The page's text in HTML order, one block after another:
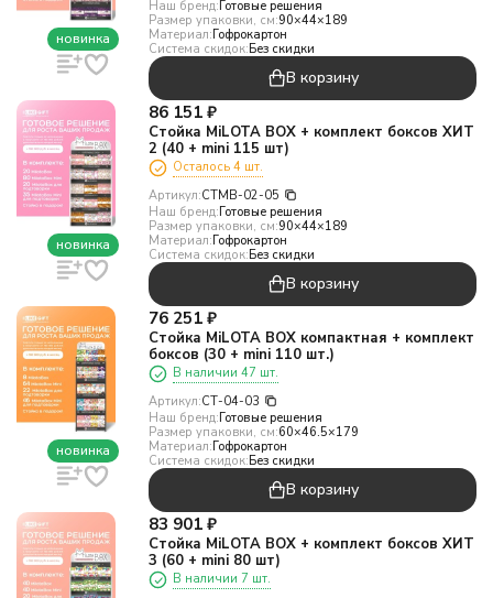
новинка
Наш бренд:Готовые решения
Размер упаковки, см:90×44×189
Материал:Гофрокартон
Система скидок:Без скидки
В корзину
новинка
86 151 ₽
Стойка MiLOTA BOX + комплект боксов ХИТ
2 (40 + mini 115 шт)
Осталось 4 шт.
Артикул:СТMB-02-05
Наш бренд:Готовые решения
Размер упаковки, см:90×44×189
Материал:Гофрокартон
Система скидок:Без скидки
В корзину
новинка
76 251 ₽
Стойка MiLOTA BOX компактная + комплект
боксов (30 + mini 110 шт.)
В наличии 47 шт.
Артикул:СТ-04-03
Наш бренд:Готовые решения
Размер упаковки, см:60×46.5×179
Материал:Гофрокартон
Система скидок:Без скидки
В корзину
83 901 ₽
Стойка MiLOTA BOX + комплект боксов ХИТ
3 (60 + mini 80 шт)
В наличии 7 шт.